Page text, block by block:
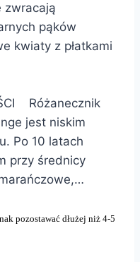
zwracają
pąków
kwiaty z płatkami
Różanecznik
jest niskim
Po 10 latach
przy średnicy
pozostawać dłużej niż 4-5